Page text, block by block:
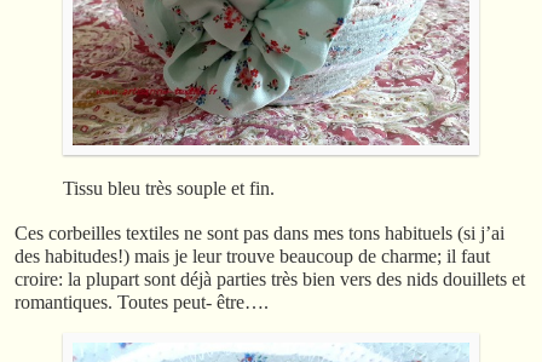
Tissu bleu très souple et fin.
Ces corbeilles textiles ne sont pas dans mes tons habituels (si j’ai
des habitudes!) mais je leur trouve beaucoup de charme; il faut
croire: la plupart sont déjà parties très bien vers des nids douillets et
romantiques. Toutes peut- être….